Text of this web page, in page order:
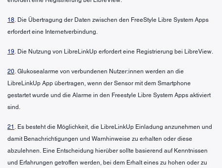
18 . Die Übertragung der Daten zwischen den FreeStyle Libre System Apps
erfordert eine Internetverbindung.
19 . Die Nutzung von LibreLinkUp erfordert eine Registrierung bei LibreView.
20 . Glukosealarme von verbundenen Nutzer:innen werden an die
LibreLinkUp App übertragen, wenn der Sensor mit dem Smartphone
gestartet wurde und die Alarme in den Freestyle Libre System Apps aktiviert
sind.
21
. Es besteht die Möglichkeit, die LibreLinkUp Einladung anzunehmen und
damit Benachrichtigungen und Warnhinweise zu erhalten oder diese
abzulehnen. Eine Entscheidung hierüber sollte basierend auf Kenntnissen
und Erfahrungen getroffen werden, bei dem Erhalt eines zu hohen oder zu